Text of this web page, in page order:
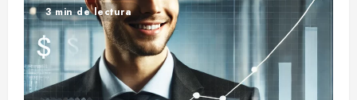
3 min de lectura